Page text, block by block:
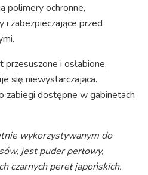
polimery ochronne,
i zabezpieczające przed
przesuszone i osłabione,
się niewystarczająca.
zabiegi dostępne w gabinetach
wykorzystywanym do
jest puder perłowy,
czarnych pereł japońskich.